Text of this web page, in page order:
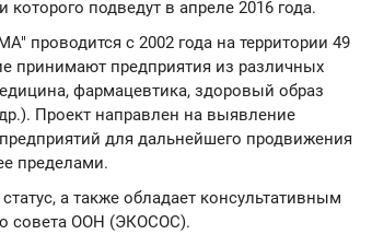
подведут в апреле 2016 года.
проводится с 2002 года на территории 49
принимают предприятия из различных
фармацевтика, здоровый образ
Проект направлен на выявление
для дальнейшего продвижения
пределами.
а также обладает консультативным
совета ООН (ЭКОСОС).